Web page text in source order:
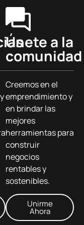
Únete a la
comunidad
Creemos en el
emprendimiento y
en brindar las
mejores
herramientas para
construir
negocios
rentables y
sostenibles.
Unirme
Ahora